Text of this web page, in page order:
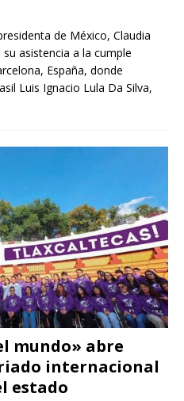
de México, Claudia
asistencia a la cumple
España, donde
Luis Ignacio Lula Da Silva,
mundo» abre
internacional
estado